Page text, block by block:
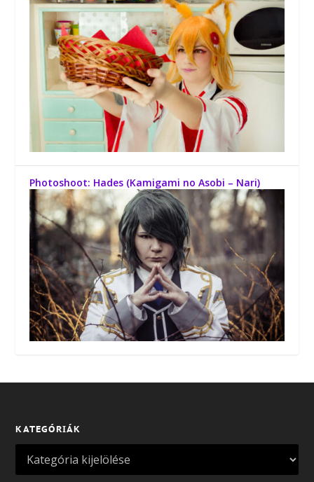
Photoshoot: Hades (Kamigami no Asobi – Nari)
KATEGÓRIÁK